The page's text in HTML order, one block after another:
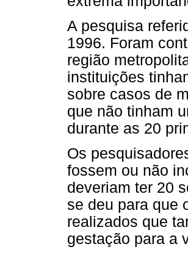
A pesquisa
1996. Foram
região
instituições
sobre casos de
que não tinham
durante as 20
Os
fossem ou não
deveriam ter 20
se deu para que
realizados que
gestação para a